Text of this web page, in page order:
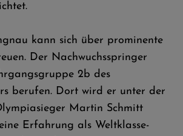
kann sich über prominente
Der Nachwuchsspringer
2b des
berufen. Dort wird er unter der
Martin Schmitt
Erfahrung als Weltklasse-